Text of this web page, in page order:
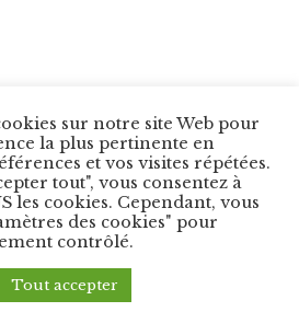
sur notre site Web pour
la plus pertinente en
et vos visites répétées.
tout", vous consentez à
les cookies. Cependant, vous
des cookies" pour
contrôlé.
Tout accepter